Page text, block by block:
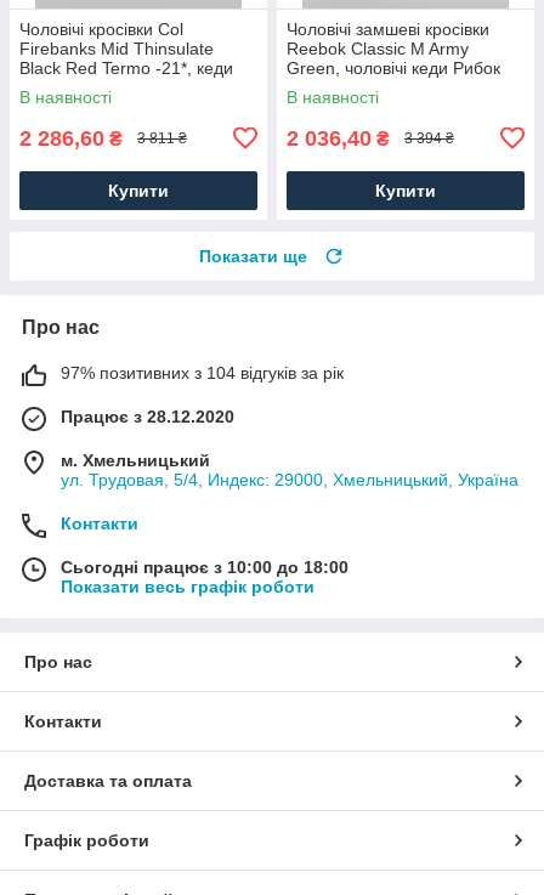
Чоловічі кросівки Col
Firebanks Mid Thinsulate
Black Red Termo -21*, кеди
водонепрон. текстиль.
Чоловіче взуття
В наявності
2 286,60 ₴ 3 811 ₴
Купити
Чоловічі замшеві кросівки
Reebok Classic M Army
Green, чоловічі кеди Рибок
замша хакі. Чоловіче взуття
В наявності
2 036,40 ₴ 3 394 ₴
Купити
Показати ще
Про нас
97% позитивних з 104 відгуків за рік
Працює з 28.12.2020
м. Хмельницький
ул. Трудовая, 5/4, Индекс: 29000, Хмельницький, Україна
Контакти
Сьогодні працює з 10:00 до 18:00
Показати весь графік роботи
Про нас
Контакти
Доставка та оплата
Графік роботи